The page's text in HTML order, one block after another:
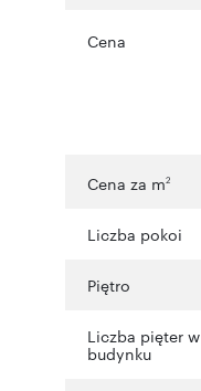
Cena
Cena za m2
Liczba pokoi
Piętro
Liczba pięter w
budynku